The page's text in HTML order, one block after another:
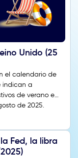
Unido (25
el calendario de
indican a
de verano en
de 2025.
Fed, la libra